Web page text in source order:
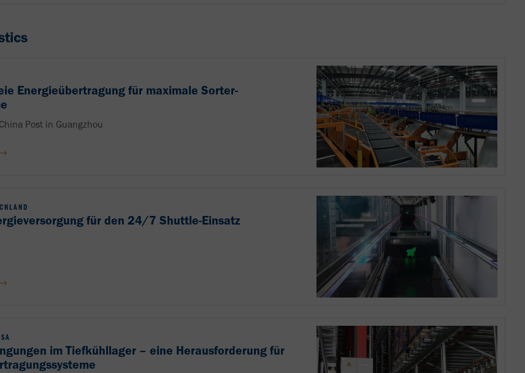
Energieübertragung für maximale Sorter-
Post in Guangzhou
für den 24/7 Shuttle-Einsatz
im Tiefkühllager – eine Herausforderung für